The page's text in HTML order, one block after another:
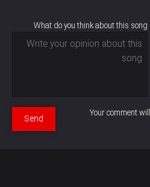
What do you think about this song
Your comment
Send